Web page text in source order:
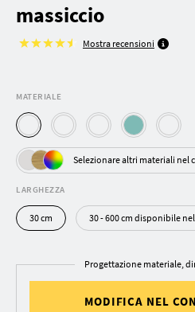
massiccio
Mostra recensioni
MATERIALE
Selezionare altri materiali nel
LARGHEZZA
30 cm 30 - 600 cm disponibile
Progettazione materiale,
MODIFICA NEL